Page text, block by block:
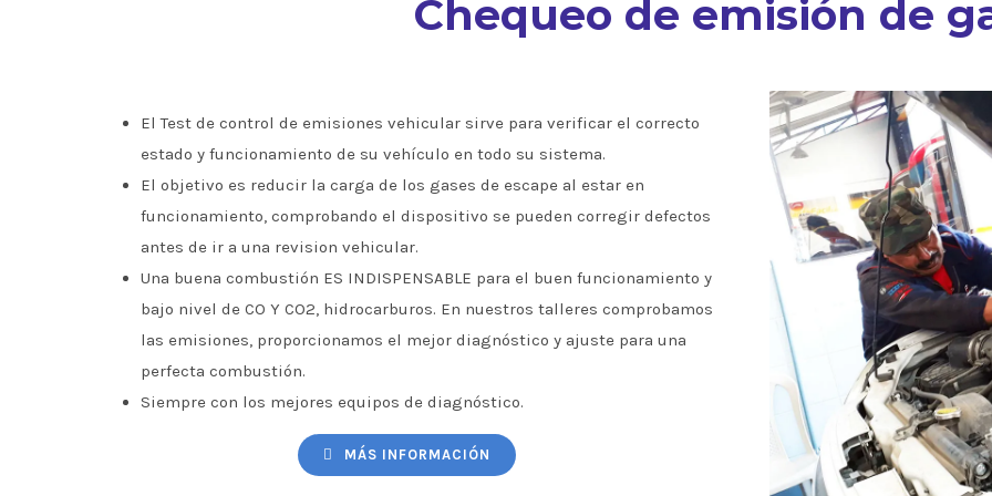
Chequeo de emisión de
El Test de control de emisiones vehicular sirve para verificar el correcto
estado y funcionamiento de su vehículo en todo su sistema.
El objetivo es reducir la carga de los gases de escape al estar en
funcionamiento, comprobando el dispositivo se pueden corregir defectos
antes de ir a una revision vehicular.
Una buena combustión ES INDISPENSABLE para el buen funcionamiento y
bajo nivel de CO Y CO2, hidrocarburos. En nuestros talleres comprobamos
las emisiones, proporcionamos el mejor diagnóstico y ajuste para una
perfecta combustión.
Siempre con los mejores equipos de diagnóstico.
MÁS INFORMACIÓN